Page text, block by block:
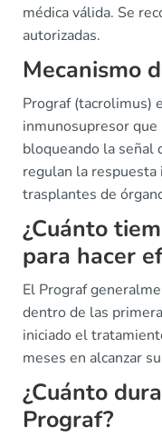
médica válida. Se
autorizadas.
Mecanismo
Prograf (tacrolimus)
inmunosupresor
bloqueando la señal
regulan la respuesta
trasplantes de
¿Cuánto
para hacer
El Prograf
dentro de las
iniciado el
meses en alcanzar
¿Cuánto
Prograf?